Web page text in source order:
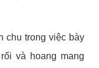
chu trong việc bày
và hoang mang